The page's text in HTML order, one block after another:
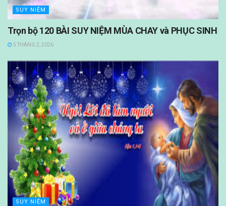
SUY NIỆM
Trọn bộ 120 BÀI SUY NIỆM MÙA CHAY và PHỤC SINH
5 THÁNG 2, 2026
SUY NIỆM